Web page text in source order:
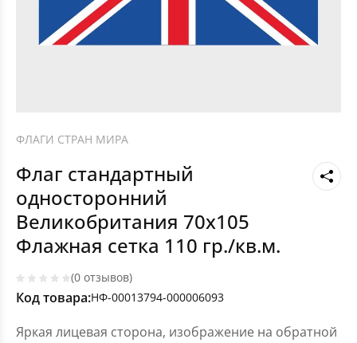
ФЛАГИ СТРАН МИРА
Флаг стандартный
односторонний
Великобритания 70х105
Флажная сетка 110 гр./кв.м.
(0 отзывов)
Код товара:НФ-00013794-000006093
Яркая лицевая сторона, изображение на обратной